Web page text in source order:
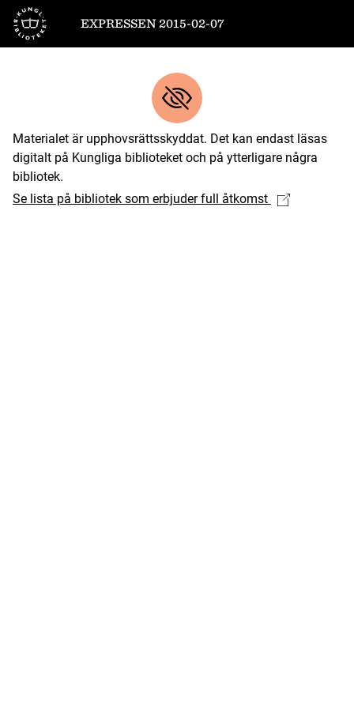
Till startsidan
EXPRESSEN 2015-02-07
Materialet är upphovsrättsskyddat. Det kan endast läsas
digitalt på Kungliga biblioteket och på ytterligare några
bibliotek.
Se lista på bibliotek som erbjuder full åtkomst